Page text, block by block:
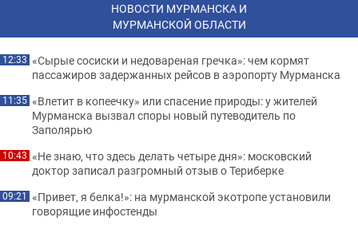
НОВОСТИ МУРМАНСКА И
МУРМАНСКОЙ ОБЛАСТИ
12:33 «Сырые сосиски и недовареная гречка»: чем кормят
пассажиров задержанных рейсов в аэропорту Мурманска
11:35 «Влетит в копеечку» или спасение природы: у жителей
Мурманска вызвал споры новый путеводитель по
Заполярью
10:43 «Не знаю, что здесь делать четыре дня»: московский
доктор записал разгромный отзыв о Териберке
09:21 «Привет, я белка!»: на мурманской экотропе установили
говорящие инфостенды